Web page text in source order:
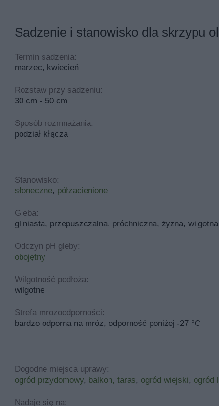
Sadzenie i stanowisko dla skrzypu
Termin sadzenia:
marzec, kwiecień
Rozstaw przy sadzeniu:
30 cm - 50 cm
Sposób rozmnażania:
podział kłącza
Stanowisko:
słoneczne, półzacienione
Gleba:
gliniasta, przepuszczalna, próchniczna, żyzna, wilgotna
Odczyn pH gleby:
obojętny
Wilgotność podłoża:
wilgotne
Strefa mrozoodporności:
bardzo odporna na mróz, odporność poniżej -27 °C
Dogodne miejsca uprawy:
ogród przydomowy, balkon, taras, ogród wiejski, ogród
Nadaje się na: